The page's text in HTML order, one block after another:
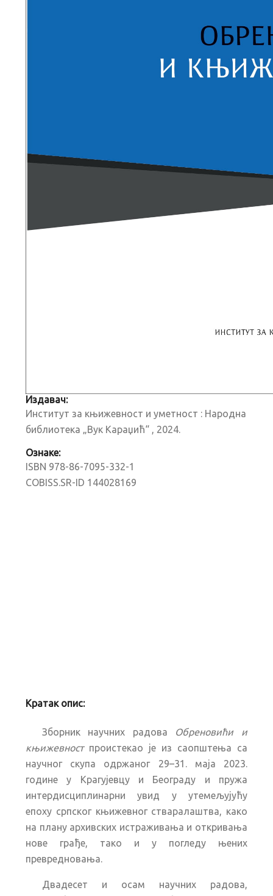
Издавач:
Институт за књижевност и уметност : Народна
библиотека „Вук Караџић“ , 2024.
Ознаке:
ISBN 978-86-7095-332-1
COBISS.SR-ID 144028169
Кратак опис:
Зборник научних радова Обреновићи и
књижевностпроистекао je из саопштења са
научног скупа одржаног 29–31. маја 2023.
године у Крагујевцу и Београду и пружа
интердисциплинарни увид у утемељујућу
епоху српског књижевног стваралаштва, како
на плану архивских истраживања и откривања
нове грађе, тако и у погледу њених
превредновања.
Двадесет и осам научних радова,